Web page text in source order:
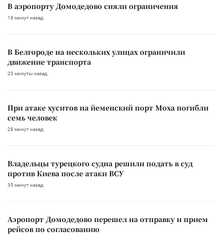
В аэропорту Домодедово сняли ограничения
18 минут назад
В Белгороде на нескольких улицах ограничили
движение транспорта
23 минуты назад
При атаке хуситов на йеменский порт Моха погибли
семь человек
28 минут назад
Владельцы турецкого судна решили подать в суд
против Киева после атаки ВСУ
35 минут назад
Аэропорт Домодедово перешел на отправку и прием
рейсов по согласованию